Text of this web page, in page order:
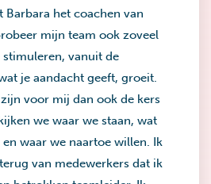
Barbara het coachen van
mijn team ook zoveel
vanuit de
je aandacht geeft, groeit.
voor mij dan ook de kers
we waar we staan, wat
waar we naartoe willen. Ik
van medewerkers dat ik